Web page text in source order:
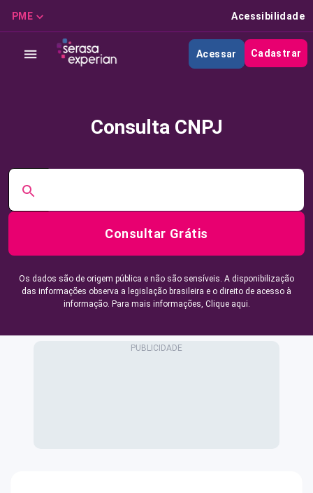
PME Acessibilidade
Acessar Cadastrar
Consulta CNPJ
Consultar Grátis
Os dados são de origem pública e não são sensíveis. A disponibilização
das informações observa a legislação brasileira e o direito de acesso à
informação. Para mais informações, Clique aqui.